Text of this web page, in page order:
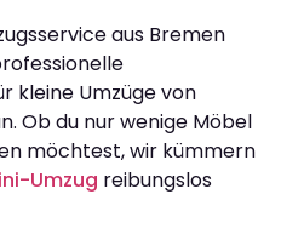
aus Bremen
kleine Umzüge von
Ob du nur wenige Möbel
möchtest, wir kümmern
Umzug reibungslos